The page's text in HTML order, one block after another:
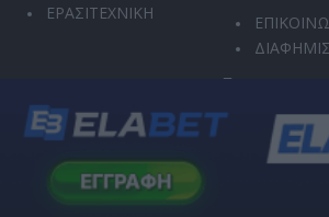
ΕΡΑΣΙΤΕΧΝΙΚΗ
Ο ιστότοπός μας χρησιμοποιεί την υπηρεσία
κακόβουλη χρήση και
Η χρήση του ιστοτόπου διέπεται από την
Πολιτική